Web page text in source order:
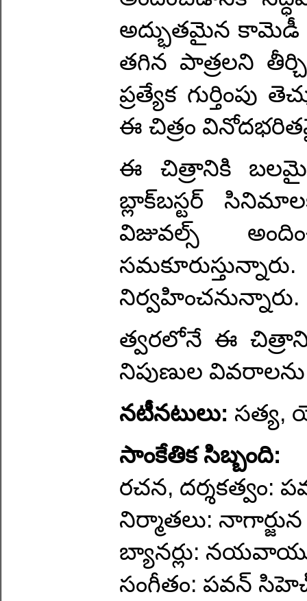
అద్భుతమైన కామెడీ
తగిన పాత్రలని
ప్రత్యేక
ఈ చిత్రం
ఈ చిత్రానికి
బ్లాక్‌బస్టర్
విజువల్స్
నిర్వహించనున్నారు.
త్వరలోనే ఈ
నిపుణుల వివరాలను
నటీనటులు: సత్య,
సాంకేతిక సిబ్బంది:
రచన, దర్శకత్వం:
నిర్మాతలు: నాగార్జున
బ్యానర్లు:
సంగీతం: పవన్